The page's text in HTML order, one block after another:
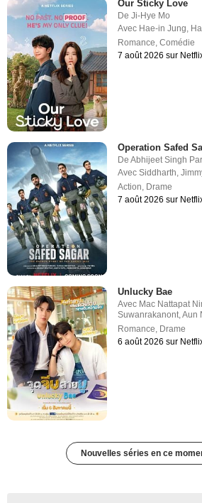
Our Sticky Love
DeJi-Hye Mo
Avec Hae-in Jung
Romance ,Comédie
7 août 2026 sur
Operation Safed
DeAbhijeet Singh
AvecSiddharth,
Action, Drame
7 août 2026 sur
Unlucky Bae
Avec Mac Nattapat
Suwanrakanont,Aun
Romance, Drame
6 août 2026 sur
Nouvelles séries en ce